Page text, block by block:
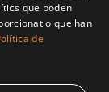
CATALAN
que poden
o que han
de